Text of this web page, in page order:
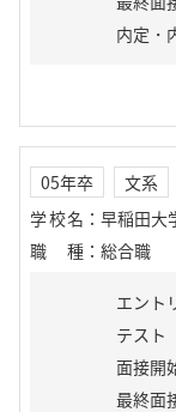
内定・
05年卒 文系
学校名 ： 早稲田大
職種 ： 総合職
エント
テスト
面接開
最終面